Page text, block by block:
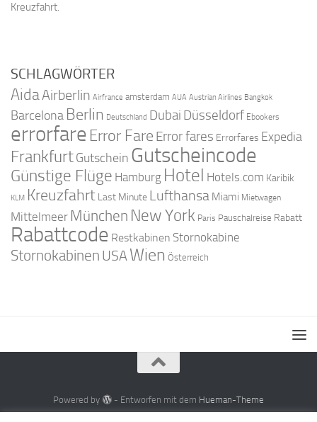
Kreuzfahrt.
SCHLAGWÖRTER
AidaAirberlin Airfrance amsterdam AUA Austrian Airlines Bangkok
Barcelona Berlin Deutschland Dubai Düsseldorf Ebookers
errorfare Error Fare Error fares Errorfares Expedia
FrankfurtGutschein Gutscheincode
Günstige Flüge Hamburg Hotel Hotels.com Karibik
KLM Kreuzfahrt Last Minute Lufthansa Miami Mietwagen
Mittelmeer München New York Paris Pauschalreise Rabatt
Rabattcode Restkabinen Stornokabine
Stornokabinen USAWien Österreich
Powered by - Entworfen mit dem Hueman-Theme